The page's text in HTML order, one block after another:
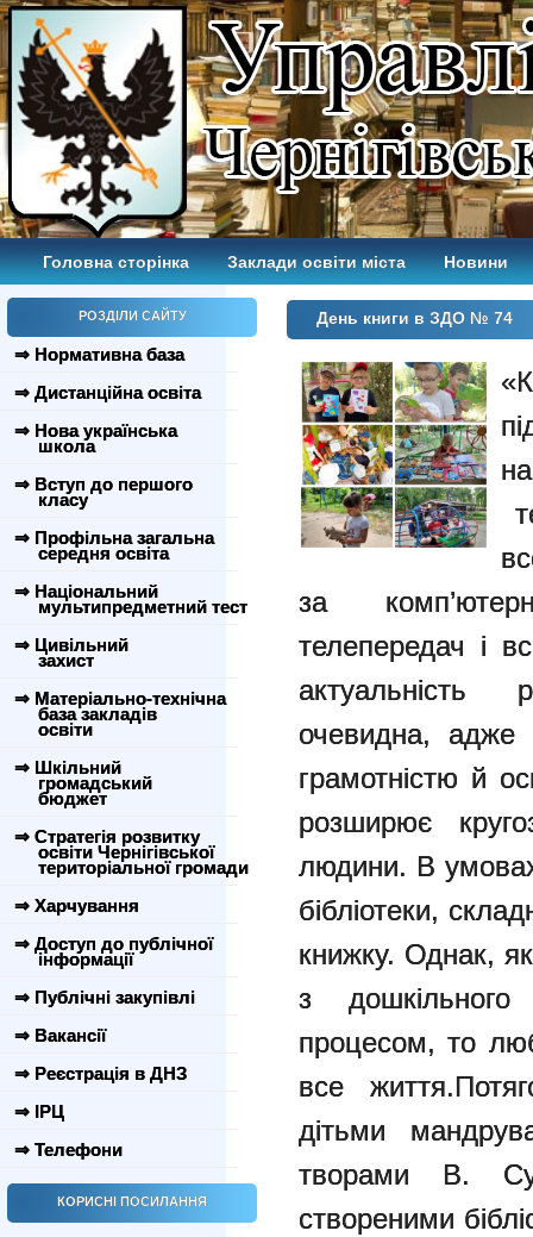
Головна сторінка Заклади освіти міста Новини
РОЗДІЛИ САЙТУ
⇒ Нормативна база
⇒ Дистанційна освіта
⇒ Нова українська
школа
⇒ Вступ до першого
класу
⇒ Профільна загальна
середня освіта
⇒ Національний
мультипредметний тест
⇒ Цивільний
захист
⇒ Матеріально-технічна
база закладів
освіти
⇒ Шкільний
громадський
бюджет
⇒ Стратегія розвитку
освіти Чернігівської
територіальної громади
⇒ Харчування
⇒ Доступ до публічної
інформації
⇒ Публічні закупівлі
⇒ Вакансії
⇒ Реєстрація в ДНЗ
⇒ ІРЦ
⇒ Телефони
КОРИСНІ ПОСИЛАННЯ
День книги в ЗДО № 74
за
телепередач і
актуальність
очевидна, адже
грамотністю й
розширює
людини. В
бібліотеки,
книжку. Однак,
з
процесом, то
все
дітьми
творами В.
створеними